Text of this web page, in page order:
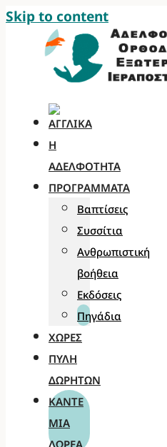
Skip to content
Η
ΑΔΕΛΦΌΤΗΤΑ
ΠΡΟΓΡΆΜΜΑΤΑ
Βαπτίσεις
Συσσίτια
Ανθρωπιστική
βοήθεια
Εκδόσεις
Πηγάδια
ΧΏΡΕΣ
ΠΎΛΗ
ΔΩΡΗΤΏΝ
ΚΆΝΤΕ
ΜΊΑ